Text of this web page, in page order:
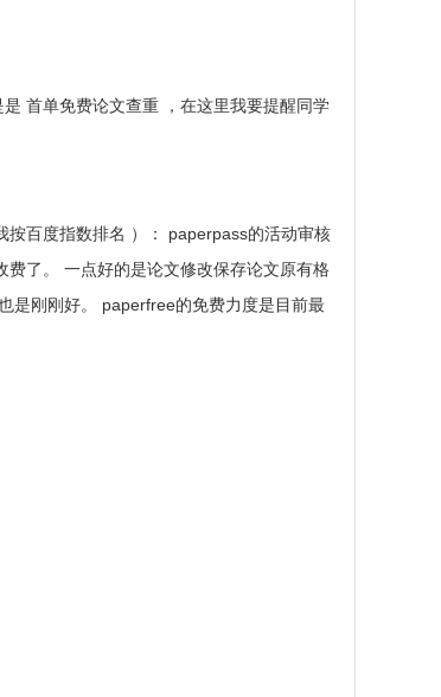
首单免费论文查重 ，在这里我要提醒同学
按百度指数排名 ）： paperpass的活动审核
了。 一点好的是论文修改保存论文原有格
是刚刚好。 paperfree的免费力度是目前最